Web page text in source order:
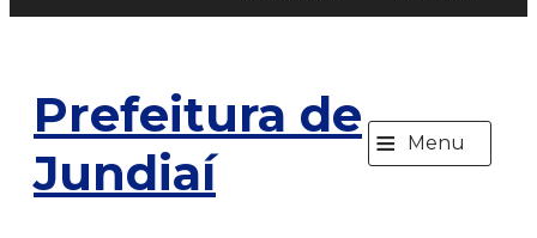
Prefeitura de
Jundiaí
≡ Menu